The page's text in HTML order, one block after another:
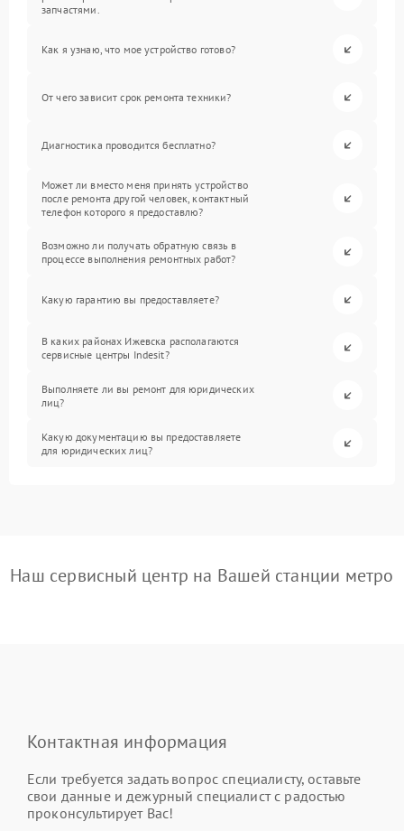
запчастями.
Как я узнаю, что мое устройство готово?
От чего зависит срок ремонта техники?
Диагностика проводится бесплатно?
Может ли вместо меня принять устройство
после ремонта другой человек, контактный
телефон которого я предоставлю?
Возможно ли получать обратную связь в
процессе выполнения ремонтных работ?
Какую гарантию вы предоставляете?
В каких районах Ижевска располагаются
сервисные центры Indesit?
Выполняете ли вы ремонт для юридических
лиц?
Какую документацию вы предоставляете
для юридических лиц?
Наш сервисный центр на Вашей станции метро
Контактная информация
Если требуется задать вопрос специалисту, оставьте
свои данные и дежурный специалист с радостью
проконсультирует Вас!